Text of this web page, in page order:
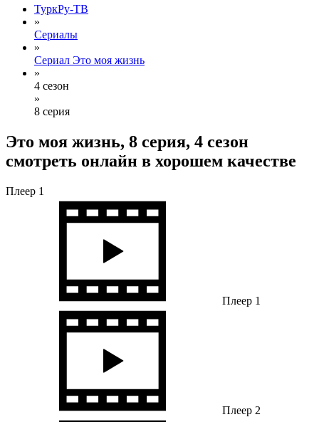
ТуркРу-ТВ
»
Сериалы
»
Сериал Это моя жизнь
»
4 сезон
»
8 серия
Это моя жизнь, 8 серия, 4 сезон
смотреть онлайн в хорошем качестве
Плеер 1
Плеер 1
Плеер 2